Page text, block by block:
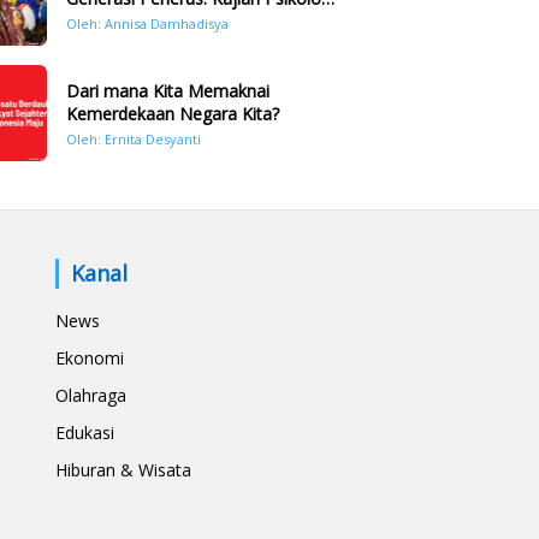
Bencana Hidrometeorologi di
Oleh: Annisa Damhadisya
Dari mana Kita Memaknai
Kemerdekaan Negara Kita?
Oleh: Ernita Desyanti
Kanal
News
Ekonomi
Olahraga
Edukasi
Hiburan & Wisata